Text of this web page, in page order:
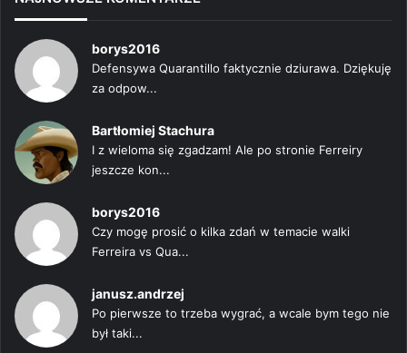
borys2016
Defensywa Quarantillo faktycznie dziurawa. Dziękuję
za odpow...
Bartłomiej Stachura
I z wieloma się zgadzam! Ale po stronie Ferreiry
jeszcze kon...
borys2016
Czy mogę prosić o kilka zdań w temacie walki
Ferreira vs Qua...
janusz.andrzej
Po pierwsze to trzeba wygrać, a wcale bym tego nie
był taki...